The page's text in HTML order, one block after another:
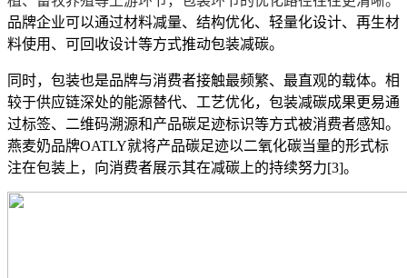
品牌企业可以通过材料减量、结构优化、轻量化设计、再生材
料使用、可回收设计等方式推动包装减碳。
同时，包装也是品牌与消费者接触最频繁、最直观的载体。相
较于供应链深处的能源替代、工艺优化，包装减碳成果更易通
过标签、二维码溯源和产品碳足迹标识等方式被消费者感知。
燕麦奶品牌OATLY就将产品碳足迹以二氧化碳当量的形式标
注在包装上，向消费者展示其在减碳上的持续努力[3]。